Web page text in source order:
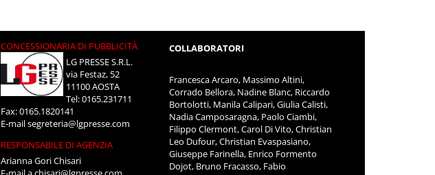
CONCESSIONARIA DI PUBBLICITÀ
LG PRESSE S.R.L.
via Festaz, 52
11100 AOSTA
Tel: 0165.231711
Fax: 0165.1820141
E-mailsegreteria@lgpresse.com
RESPONSABILE DI AGENZIA
Arianna Gori Chisari
COLLABORATORI
Francesca Arcaro, Massimo Altini,
Corrado Bellora, Nadine Blanc, Riccardo
Bortolotti, Manila Calipari, Giulia Calisti,
Nadia Camposaragna, Paolo Ciambi,
Filippo Clermont, Carol Di Vito, Christian
Leo Dufour, Christian Evaspasiano,
Giuseppe Farinella, Enrico Formento
Dojot, Bruno Fracasso, Fabio